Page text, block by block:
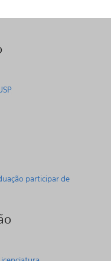
participar de